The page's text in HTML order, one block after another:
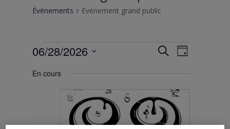
Évènements Evènement grand public
Évènements
for
dimanche
Recherche
de
vues
Recherche
de
Jour
06/28/2026
une
En cours